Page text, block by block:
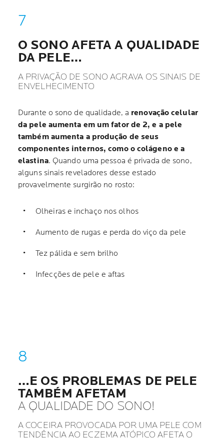
O SONO AFETA A QUALIDADE
DA PELE…
A PRIVAÇÃO DE SONO AGRAVA OS SINAIS DE
ENVELHECIMENTO
Durante o sono de qualidade, a renovação celular
da pele aumenta em um fator de 2, e a pele
também aumenta a produção de seus
componentes internos, como o colágeno e a
elastina. Quando uma pessoa é privada de sono,
alguns sinais reveladores desse estado
provavelmente surgirão no rosto:
Olheiras e inchaço nos olhos
Aumento de rugas e perda do viço da pele
Tez pálida e sem brilho
Infecções de pele e aftas
…E OS PROBLEMAS DE PELE
TAMBÉM AFETAM
A QUALIDADE DO SONO!
A COCEIRA PROVOCADA POR UMA PELE COM
TENDÊNCIA AO ECZEMA ATÓPICO AFETA O